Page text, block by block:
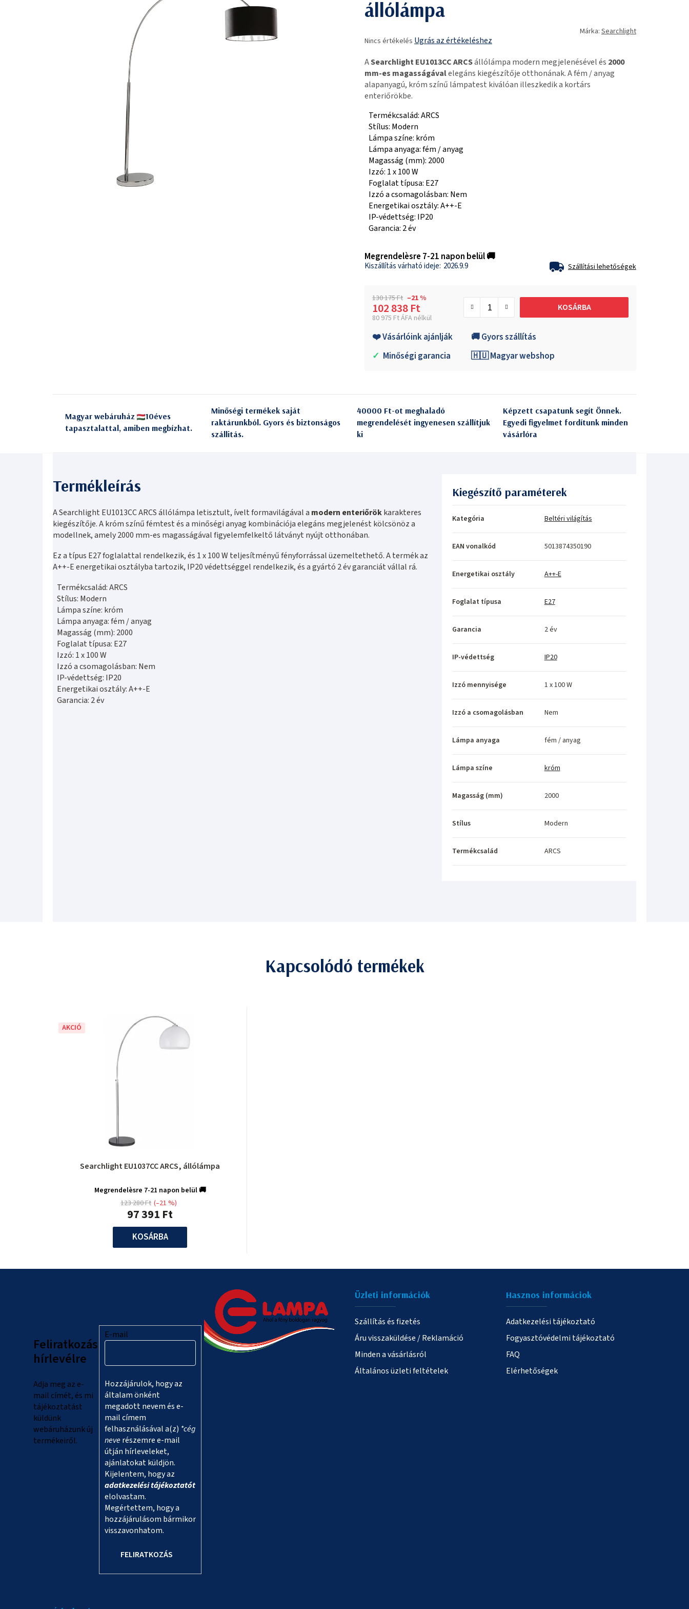
állólámpa
termék
értékelése
5-
ből
0,0
csillag.
Nincs értékelés Ugrás az értékeléshez
Márka: Searchlight
ASearchlight EU1013CC ARCSállólámpa modern megjelenésével és 2000
mm-es magasságávalelegáns kiegészítője otthonának. A fém / anyag
alapanyagú, króm színű lámpatest kiválóan illeszkedik a kortárs
enteriőrökbe.
Termékcsalád: ARCS
Stílus: Modern
Lámpa színe: króm
Lámpa anyaga: fém / anyag
Magasság (mm): 2000
Izzó: 1 x 100 W
Foglalat típusa: E27
Izzó a csomagolásban: Nem
Energetikai osztály: A++-E
IP-védettség: IP20
Garancia: 2 év
Megrendelèsre 7-21 napon belül 🚚
2026.9.9 Szállítási lehetőségek
130 175 Ft –21 %
102 838 Ft
80 975 Ft ÁFA nélkül
KOSÁRBA
❤️ Vásárlóink ajánlják
🚚 Gyors szállítás
✓ Minőségi garancia 🇭🇺 Magyar webshop
Magyar webáruház
10éves
tapasztalattal, amiben megbízhat.
Minőségi termékek saját
raktárunkból. Gyors és biztonságos
szállitás.
40000 Ft-ot meghaladó
megrendelését ingyenesen szállítjuk
ki
Képzett csapatunk segít Önnek.
Egyedi figyelmet fordítunk minden
vásárlóra
A Searchlight EU1013CC ARCS állólámpa letisztult, ívelt formavilágával a modern enteriőrökkarakteres
kiegészítője. A króm színű fémtest és a minőségi anyag kombinációja elegáns megjelenést kölcsönöz a
modellnek, amely 2000 mm-es magasságával figyelemfelkeltő látványt nyújt otthonában.
Ez a típus E27 foglalattal rendelkezik, és 1 x 100 W teljesítményű fényforrással üzemeltethető. A termék az
A++-E energetikai osztályba tartozik, IP20 védettséggel rendelkezik, és a gyártó 2 év garanciát vállal rá.
Termékcsalád: ARCS
Stílus: Modern
Lámpa színe: króm
Lámpa anyaga: fém / anyag
Magasság (mm): 2000
Foglalat típusa: E27
Izzó: 1 x 100 W
Izzó a csomagolásban: Nem
IP-védettség: IP20
Energetikai osztály: A++-E
Garancia: 2 év
Kiegészítő paraméterek
Kategória Beltéri világítás
EAN vonalkód 5013874350190
Energetikai osztály A++-E
Foglalat típusa E27
Garancia 2 év
IP-védettség IP20
Izzó mennyisége 1 x 100 W
Izzó a csomagolásban Nem
Lámpa anyaga fém / anyag
Lámpa színe króm
Magasság (mm) 2000
Stílus Modern
Termékcsalád ARCS
Kapcsolódó termékek
AKCIÓ
Searchlight EU1037CC ARCS, állólámpa
Megrendelèsre 7-21 napon belül 🚚
97 391 Ft
123 280 Ft (–21 %)
KOSÁRBA
Feliratkozás
hírlevélre
Adja meg az e-
mail címét, és mi
tájékoztatást
küldünk
webáruházunk új
termékeiről.
E-mail
Hozzájárulok, hogy az
általam önként
megadott nevem és e-
mail címem
felhasználásával a(z) *cég
neverészemre e-mail
útján hírleveleket,
ajánlatokat küldjön.
Kijelentem, hogy az
adatkezelési tájékoztatót
elolvastam.
Megértettem, hogy a
hozzájárulásom bármikor
visszavonhatom.
FELIRATKOZÁS
Üzleti információk
Szállítás és fizetés
Áru visszaküldése / Reklamáció
Minden a vásárlásról
Általános üzleti feltételek
Hasznos informáciok
Adatkezelési tájékoztató
Fogyasztóvédelmi tájékoztató
FAQ
Elérhetőségek